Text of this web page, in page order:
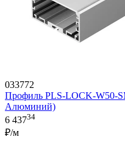
033772
Профиль PLS-LOCK-W50-
Алюминий)
6 43734
₽/м